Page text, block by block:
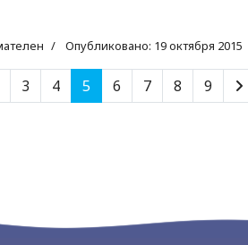
Опубликовано: 19 октября 2015
3 4 5 6 7 8 9